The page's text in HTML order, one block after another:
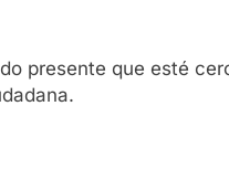
presente que esté